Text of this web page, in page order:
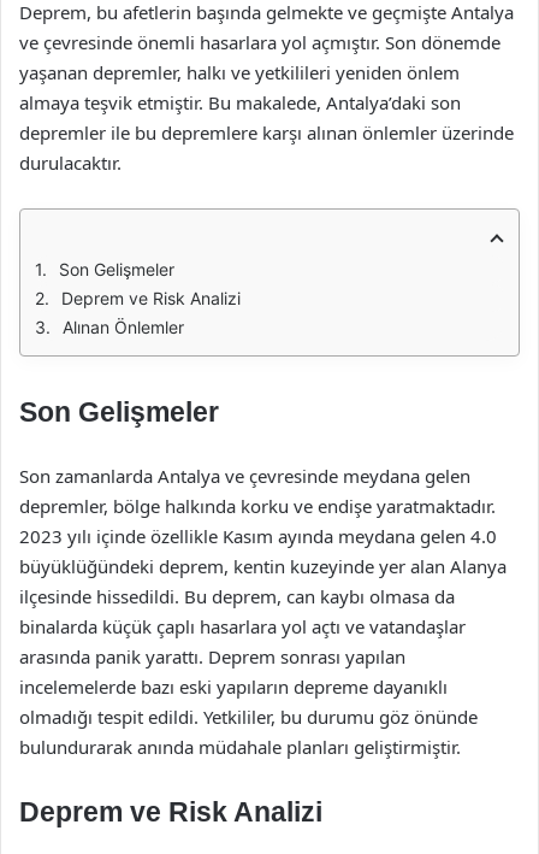
Deprem, bu afetlerin başında gelmekte ve geçmişte Antalya
ve çevresinde önemli hasarlara yol açmıştır. Son dönemde
yaşanan depremler, halkı ve yetkilileri yeniden önlem
almaya teşvik etmiştir. Bu makalede, Antalya’daki son
depremler ile bu depremlere karşı alınan önlemler üzerinde
durulacaktır.
Son Gelişmeler
Deprem ve Risk Analizi
Alınan Önlemler
Son Gelişmeler
Son zamanlarda Antalya ve çevresinde meydana gelen
depremler, bölge halkında korku ve endişe yaratmaktadır.
2023 yılı içinde özellikle Kasım ayında meydana gelen 4.0
büyüklüğündeki deprem, kentin kuzeyinde yer alan Alanya
ilçesinde hissedildi. Bu deprem, can kaybı olmasa da
binalarda küçük çaplı hasarlara yol açtı ve vatandaşlar
arasında panik yarattı. Deprem sonrası yapılan
incelemelerde bazı eski yapıların depreme dayanıklı
olmadığı tespit edildi. Yetkililer, bu durumu göz önünde
bulundurarak anında müdahale planları geliştirmiştir.
Deprem ve Risk Analizi